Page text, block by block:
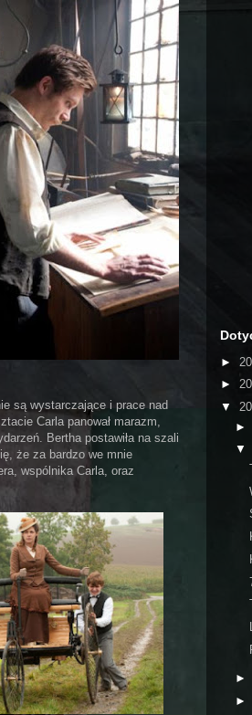
są wystarczające i prace nad
Carla panował marazm,
Bertha postawiła na szali
że za bardzo we mnie
wspólnika Carla, oraz
►
►
▼
►
▼
►
►